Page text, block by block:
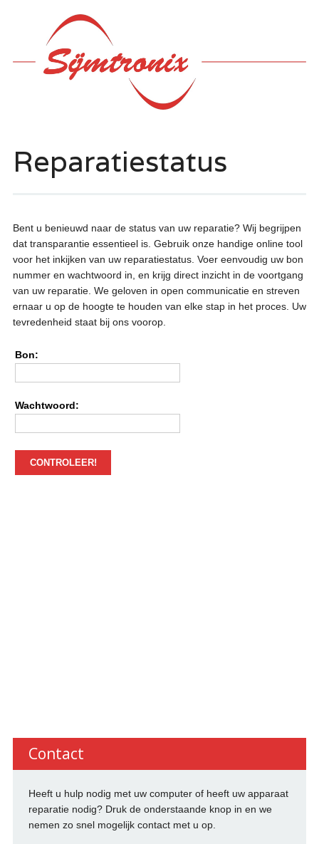
Hoofdmenu
Reparatiestatus
Bent u benieuwd naar de status van uw reparatie? Wij begrijpen
dat transparantie essentieel is. Gebruik onze handige online tool
voor het inkijken van uw reparatiestatus. Voer eenvoudig uw bon
nummer en wachtwoord in, en krijg direct inzicht in de voortgang
van uw reparatie. We geloven in open communicatie en streven
ernaar u op de hoogte te houden van elke stap in het proces. Uw
tevredenheid staat bij ons voorop.
Contact
Heeft u hulp nodig met uw computer of heeft uw apparaat
reparatie nodig? Druk de onderstaande knop in en we
nemen zo snel mogelijk contact met u op.